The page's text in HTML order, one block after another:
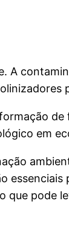
em
que